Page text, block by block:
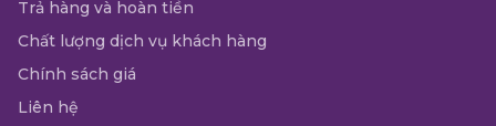
Trả hàng và hoàn tiền
Chất lượng dịch vụ khách hàng
Chính sách giá
Liên hệ